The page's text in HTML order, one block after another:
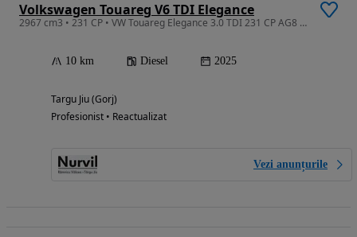
Volkswagen Touareg V6 TDI Elegance
2967 cm3 • 231 CP • VW Touareg Elegance 3.0 TDI 231 CP AG8 4Motion
10 km Diesel 2025
Targu Jiu (Gorj)
Profesionist • Reactualizat
Vezi anunțurile